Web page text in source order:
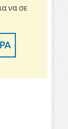
να σε